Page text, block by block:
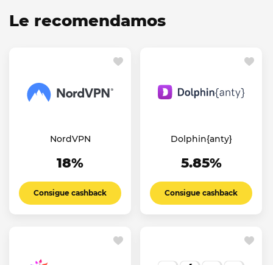
Le recomendamos
NordVPN
18%
Consigue cashback
Dolphin{anty}
5.85%
Consigue cashback